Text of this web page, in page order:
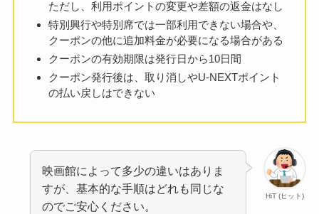
ただし、利用ポイントの変更や差額の返金はなし
特別興行や特別席では一部利用できない場合や、
クーポンの他に追加料金が必要になる場合がある
クーポンの有効期限は発行日から10日間
クーポン発行後は、取り消しやU-NEXTポイント
の払い戻しはできない
HiT (ヒット)
映画館によって多少の違いはありま
すが、基本的な手順はどれも同じな
のでご安心ください。